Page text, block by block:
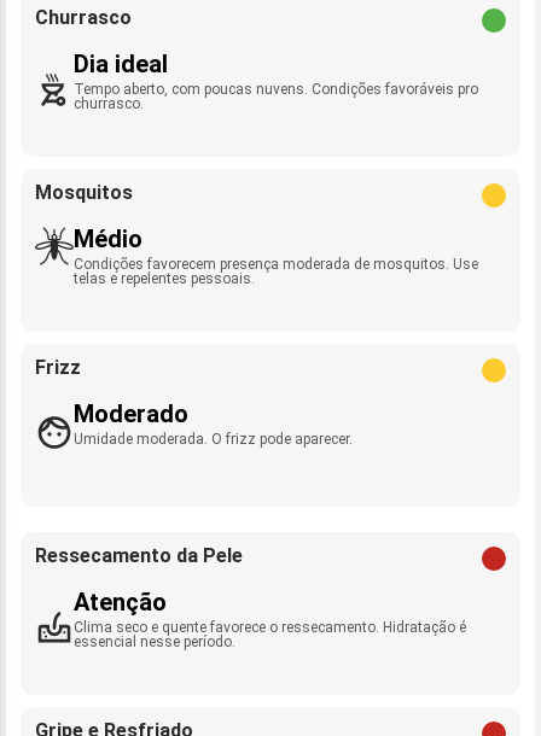
Churrasco
Dia ideal
Tempo aberto, com poucas nuvens. Condições favoráveis pro
churrasco.
Mosquitos
Médio
Condições favorecem presença moderada de mosquitos. Use
telas e repelentes pessoais.
Frizz
Moderado
Umidade moderada. O frizz pode aparecer.
Ressecamento da Pele
Atenção
Clima seco e quente favorece o ressecamento. Hidratação é
essencial nesse período.
Gripe e Resfriado